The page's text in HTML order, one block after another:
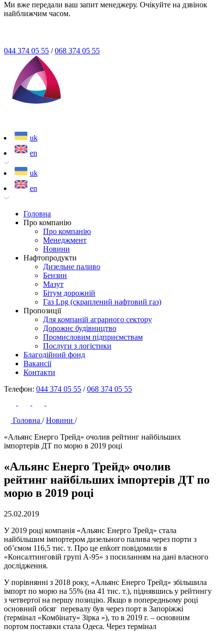
Ми вже передали ваш запит менеджеру. Очікуйте на дзвінок
найближчим часом.
044 374 05 55 / 068 374 05 55
uk
en
uk
en
Головна
Про компанію
Про компанію
Менеджмент
Новини
Нафтопродукти
Дизельне паливо
Бензин
Мазут
Бітум дорожній
Газ Lpg (скраплений нафтовий газ)
Пропозиції
Для компаній аграрного сектору
Дорожнє будівництво
Промисловим підприємствам
Послуги з логістики
Благодійний фонд
Вакансії
Контакти
Телефон: 044 374 05 55 / 068 374 05 55
Головна / Новини /
«Альянс Енерго Трейд» очолив рейтинг найбільших
імпортерів ДТ по морю в 2019 році
«Альянс Енерго Трейд» очолив
рейтинг найбільших імпортерів ДТ по
морю в 2019 році
25.02.2019
У 2019 році компанія «Альянс Енерго Трейд» стала
найбільшим імпортером дизельного палива через порти з
об’ємом 116,5 тис. т. Про це enkorr повідомили в
«Консалтинговій групі А-95» з посиланням на дані власного
дослідження.
У порівнянні з 2018 року, «Альянс Енерго Трейд» збільшила
імпорт по морю на 55% (на 41 тис. т.), піднявшись у рейтингу
з четвертої на першу позицію. Якщо в попередньому році
основний обсяг перевалу був через порт в Запоріжжі
(термінал «Комбінату« Зірка »), то в 2019 г. – основним
портом поставки стала Одеса. Через термінал